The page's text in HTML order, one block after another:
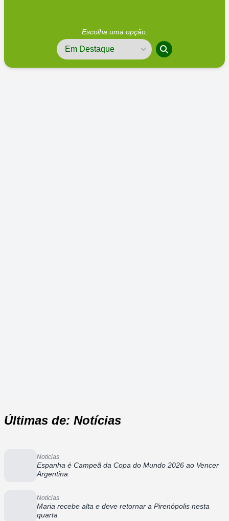
Escolha uma opção.
Últimas de: Notícias
Notícias
Espanha é Campeã da Copa do Mundo 2026 ao Vencer
Argentina
Notícias
Maria recebe alta e deve retornar a Pirenópolis nesta
quarta